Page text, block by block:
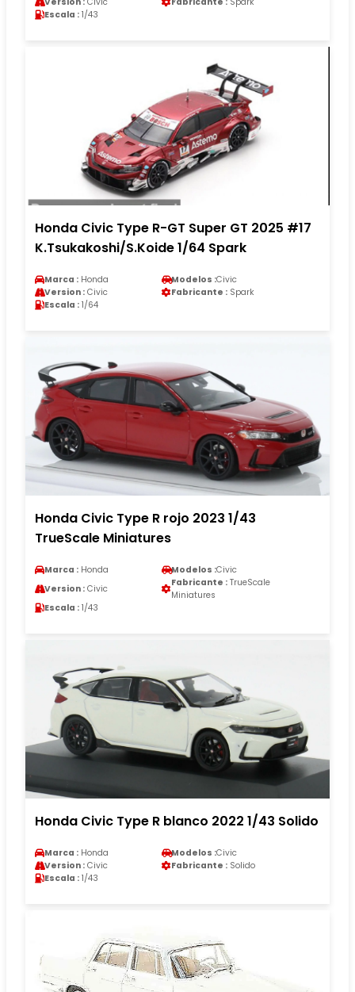
Escala : 1/43
Honda Civic Type R-GT Super GT 2025 #17
K.Tsukakoshi/S.Koide 1/64 Spark
Marca : Honda Modelos :Civic
Version : Civic Fabricante : Spark
Escala : 1/64
Honda Civic Type R rojo 2023 1/43
TrueScale Miniatures
Marca : Honda Modelos :Civic
Version : Civic
Fabricante : TrueScale
Miniatures
Escala : 1/43
Honda Civic Type R blanco 2022 1/43 Solido
Marca : Honda Modelos :Civic
Version : Civic Fabricante : Solido
Escala : 1/43